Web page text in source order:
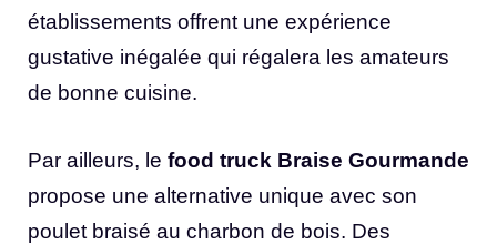
établissements offrent une expérience
gustative inégalée qui régalera les amateurs
de bonne cuisine.
Par ailleurs, le food truck Braise Gourmande
propose une alternative unique avec son
poulet braisé au charbon de bois. Des